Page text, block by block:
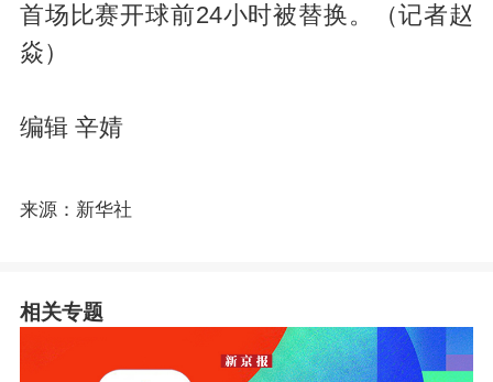
首场比赛开球前24小时被替换。（记者赵
焱）
编辑 辛婧
来源：新华社
相关专题